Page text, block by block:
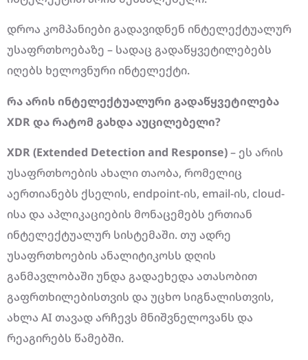
დროა კომპანიები გადავიდნენ ინტელექტუალურ
უსაფრთხოებაზე – სადაც გადაწყვეტილებებს
იღებს ხელოვნური ინტელექტი.
რა არის ინტელექტუალური გადაწყვეტილება
XDR და რატომ გახდა აუცილებელი?
XDR (Extended Detection and Response)– ეს არის
უსაფრთხოების ახალი თაობა, რომელიც
აერთიანებს ქსელის, endpoint-ის, email-ის, cloud-
ისა და აპლიკაციების მონაცემებს ერთიან
ინტელექტუალურ სისტემაში. თუ ადრე
უსაფრთხოების ანალიტიკოსს დღის
განმავლობაში უნდა გადაეხედა ათასობით
გაფრთხილებისთვის და უცხო სიგნალისთვის,
ახლა AI თავად არჩევს მნიშვნელოვანს და
რეაგირებს წამებში.